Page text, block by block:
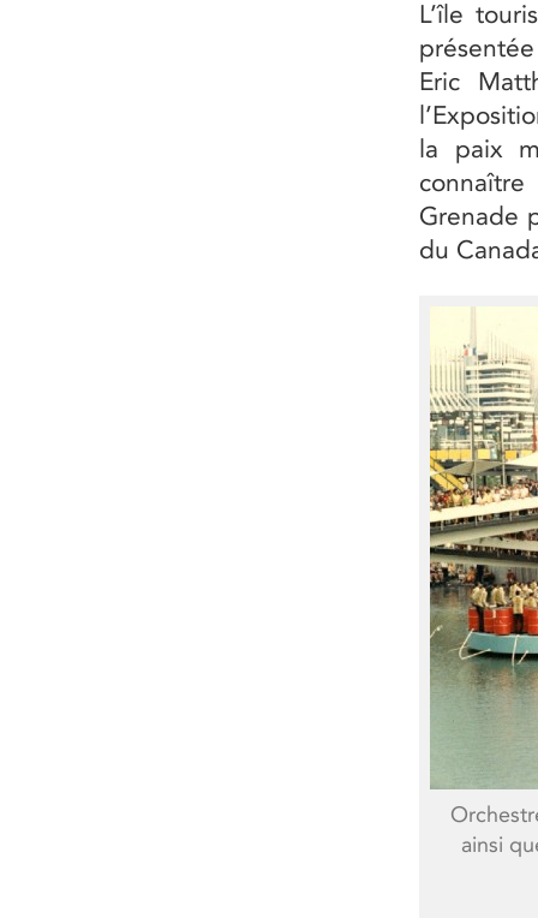
L’île
Eric
la paix
Grenade
du
ainsi